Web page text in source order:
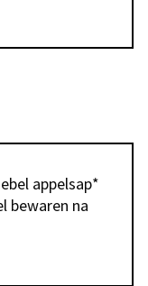
appelsap*
bewaren na